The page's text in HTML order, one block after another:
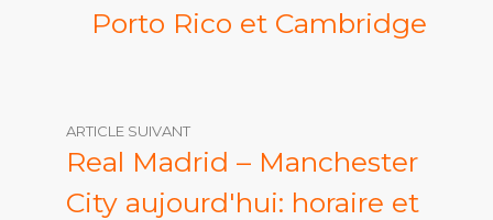
Porto Rico et Cambridge
ARTICLE SUIVANT
Real Madrid – Manchester
City aujourd'hui: horaire et